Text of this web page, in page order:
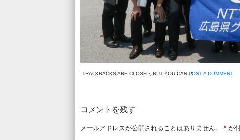
TRACKBACKS ARE CLOSED, BUT YOU CAN POST A COMMENT.
コメントを残す
メールアドレスが公開されることはありません。 * が